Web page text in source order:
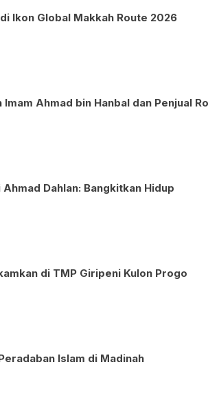
Ikon Global Makkah Route 2026
Ahmad bin Hanbal dan Penjual
Dahlan: Bangkitkan Hidup
di TMP Giripeni Kulon Progo
Islam di Madinah